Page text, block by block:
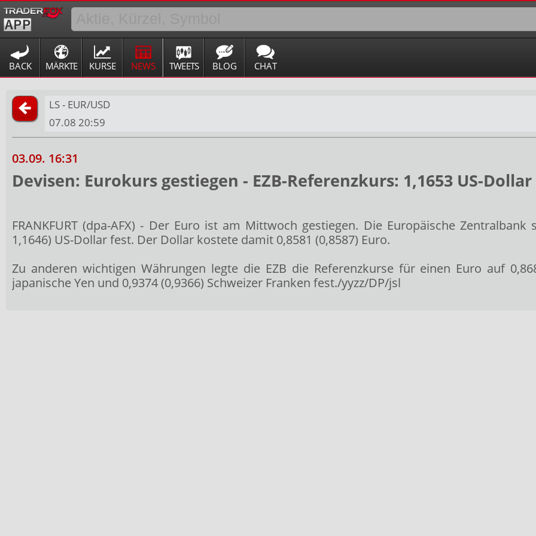
BACK MÄRKTE KURSE NEWS TWEETS BLOG CHAT
LS - EUR/USD
07.08 20:59
03.09. 16:31
Devisen: Eurokurs gestiegen - EZB-Referenzkurs: 1,1653 US-Dollar
FRANKFURT (dpa-AFX) - Der Euro ist am Mittwoch gestiegen. Die Europäische Zentralbank
1,1646) US-Dollar fest. Der Dollar kostete damit 0,8581 (0,8587) Euro.
Zu anderen wichtigen Währungen legte die EZB die Referenzkurse für einen Euro auf
japanische Yen und 0,9374 (0,9366) Schweizer Franken fest./yyzz/DP/jsl